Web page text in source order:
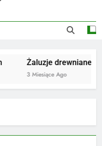
Żaluzje drewniane
3 Miesiące Ago